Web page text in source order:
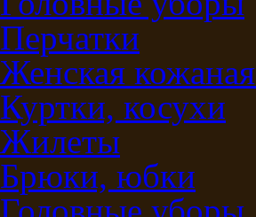
Перчатки
Женская
Куртки, косухи
Жилеты
Брюки, юбки